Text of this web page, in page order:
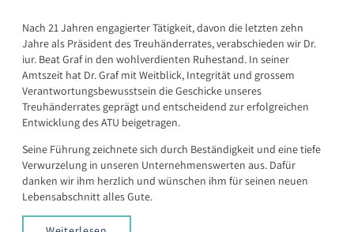
Nach 21 Jahren engagierter Tätigkeit, davon die letzten zehn
Jahre als Präsident des Treuhänderrates, verabschieden wir Dr.
iur. Beat Graf in den wohlverdienten Ruhestand. In seiner
Amtszeit hat Dr. Graf mit Weitblick, Integrität und grossem
Verantwortungsbewusstsein die Geschicke unseres
Treuhänderrates geprägt und entscheidend zur erfolgreichen
Entwicklung des ATU beigetragen.
Seine Führung zeichnete sich durch Beständigkeit und eine tiefe
Verwurzelung in unseren Unternehmenswerten aus. Dafür
danken wir ihm herzlich und wünschen ihm für seinen neuen
Lebensabschnitt alles Gute.